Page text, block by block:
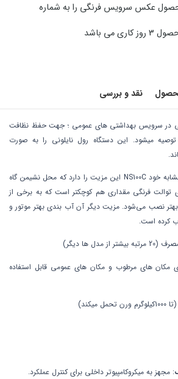
عکس سرویس فرنگی را به شماره
می باشد
نقد و بررسی
در سرویس بهداشتی های عمومی ؛ جهت حفظ نظافت
میشود. این دستگاه رول نایلونی را به صورت
این مدل به نسبت به مدل مشابه خود NS100C این مزیت را دارد که محل نشیمن گاه
توالت فرنگی مقداری هم کوچکتر است که به برخی از
نصب می‌شود. مزیت دیگر آن آب بندی بهتر موتور و
کرده است.
مکان های مرطوب و مکان های عمومی قابل استفاده
: مجهز به میکروکامپیوتر داخلی برای کنترل عملکرد.